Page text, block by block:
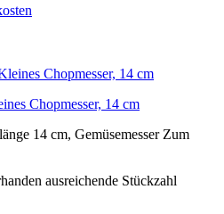
Chopmesser, 14 cm
14 cm, Gemüsemesser Zum
ausreichende Stückzahl